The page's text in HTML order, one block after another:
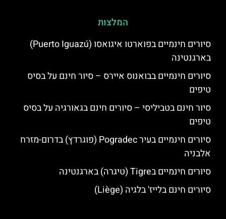
המלצות
סיורים חינמיים בפוארטו איגואסו (Puerto Iguazú)
בארגנטינה
סיורים חינמיים בבואנוס איירס – סיור חינם על בסיס
טיפים
סיור חינם בטביליסי – סיורים חינם בגאורגיה על בסיס
טיפים
סיורים חינמיים בעיר Pogradec (פוגרדץ) בדרום-מזרח
אלבניה
סיורים חינמיים בTigre (טיגרה) בארגנטינה
סיורים חינם בלייז' בלגיה (Liège)